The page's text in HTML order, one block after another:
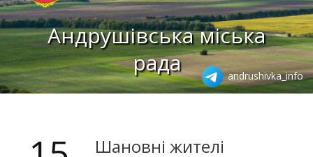
Андрушівська міська
рада
andrushivka_info
Шановні жителі